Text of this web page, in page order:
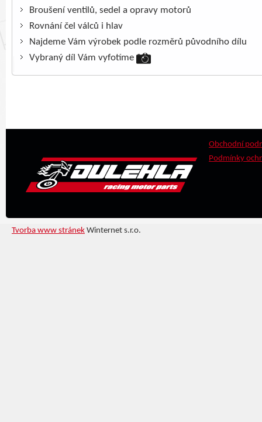
Broušení ventilů, sedel a opravy motorů
Rovnání čel válců i hlav
Najdeme Vám výrobek podle rozměrů původního dílu
Vybraný díl Vám vyfotíme
Obchodní
Podmínky
Tvorba www stránek Winternet s.r.o.